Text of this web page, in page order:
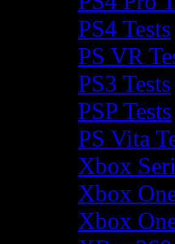
PS4 Tests
PS VR
PS3 Tests
PSP Tests
PS Vita
Xbox
Xbox
Xbox